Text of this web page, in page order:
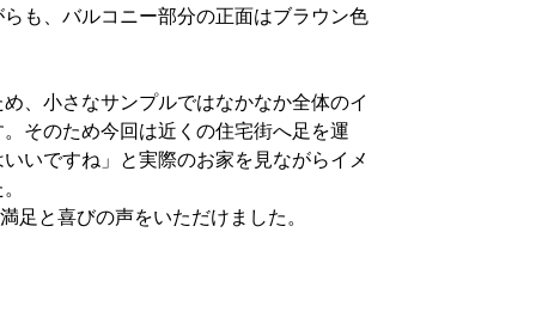
も、バルコニー部分の正面はブラウン色
、小さなサンプルではなかなか全体のイ
そのため今回は近くの住宅街へ足を運
いですね」と実際のお家を見ながらイメ
足と喜びの声をいただけました。